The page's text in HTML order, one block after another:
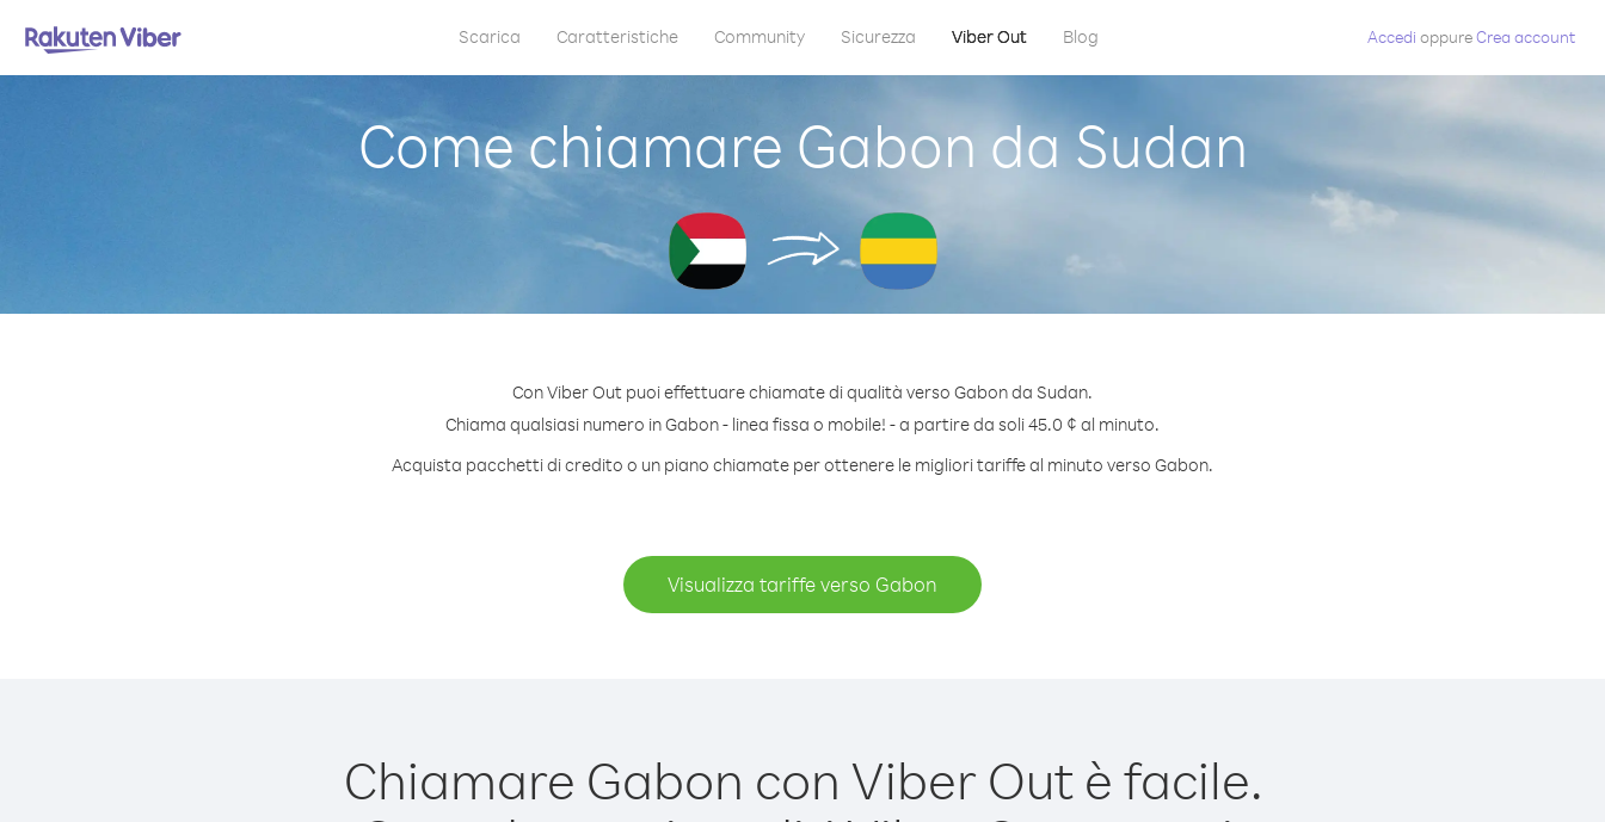
Scarica Caratteristiche Community Sicurezza Viber Out Blog Accedi oppureCrea account
Come chiamare Gabon da Sudan
Con Viber Out puoi effettuare chiamate di qualità verso Gabon da Sudan.
Chiama qualsiasi numero in Gabon - linea fissa o mobile! - a partire da soli 45.0 ¢ al minuto.
Acquista pacchetti di credito o un piano chiamate per ottenere le migliori tariffe al minuto verso Gabon.
Visualizza tariffe verso Gabon
Chiamare Gabon con Viber Out è facile.